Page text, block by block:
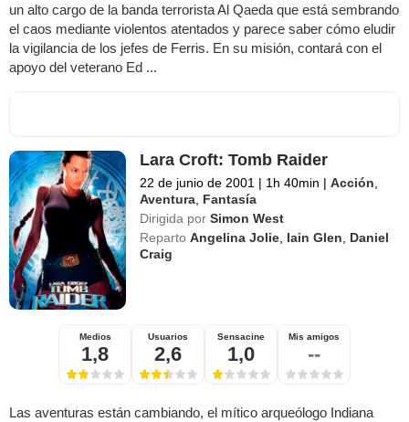
un alto cargo de la banda terrorista Al Qaeda que está sembrando
el caos mediante violentos atentados y parece saber cómo eludir
la vigilancia de los jefes de Ferris. En su misión, contará con el
apoyo del veterano Ed ...
Lara Croft: Tomb Raider
22 de junio de 2001 | 1h 40min | Acción
Aventura Fantasía
Dirigida por Simon West
Reparto Angelina Jolie Iain Glen
Daniel
Craig
Medios
1,8
Usuarios
2,6
Sensacine
1,0
Mis amigos
--
Las aventuras están cambiando, el mítico arqueólogo Indiana